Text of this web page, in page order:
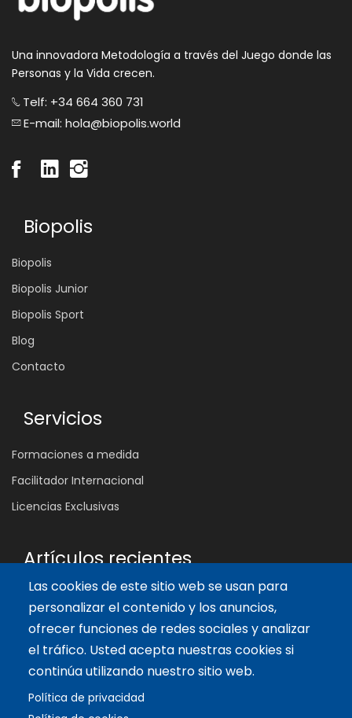
Las cookies de este sitio web se usan para
personalizar el contenido y los anuncios,
ofrecer funciones de redes sociales y analizar
el tráfico. Usted acepta nuestras cookies si
continúa utilizando nuestro sitio web.
Política de privacidad
Una innovadora Metodología a través del Juego donde las
Personas y la Vida crecen.
Telf: +34 664 360 731
E-mail: hola@biopolis.world
Biopolis
Biopolis
Biopolis Junior
Biopolis Sport
Blog
Contacto
Servicios
Formaciones a medida
Facilitador Internacional
Licencias Exclusivas
Artículos recientes
¿Por qué muchas reuniones no cambian nada?
4 Ago 2026
Las 5 Competencias Clave que Transforman el Aula:
Inspira, Conecta y Empodera
11 Oct 2024
Los 3 enfoques que inspiran el diseño del tablero de Biopolis